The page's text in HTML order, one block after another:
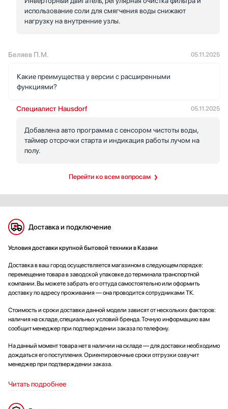
использование соли для смягчения воды снижают
нагрузку на внутренние узлы.
Беляев П.М. 05.11.2025
Какие преимущества у версии с расширенными
функциями?
Специалист Hausdorf 05.11.2025
Добавлена авто программа с сенсором чистоты воды,
таймер отсрочки старта и индикация работы лучом на
полу.
Перейти ко всем вопросам
Доставка и подключение
Условия доставки крупной бытовой техники в Казани
Доставка в ваш город осуществляется магазином в следующем порядке:
перемещение товара в заводской упаковке до терминала транспортной
компании. Вы можете забрать его оттуда самостоятельно или оформить
доставку по адресу проживания — она проводится сотрудниками ТК.
Стоимость и сроки доставки данной модели зависят от нескольких факторов:
наличия на складе, специальных условий бренда. Точную информацию вам
сообщит менеджер при подтверждении заказа по телефону.
На данный момент товара нет в наличии на складе — для доставки необходимо
дождаться его поступления. Ориентировочные сроки отгрузки озвучит
менеджер при подтверждении заказа.
Читать подробнее